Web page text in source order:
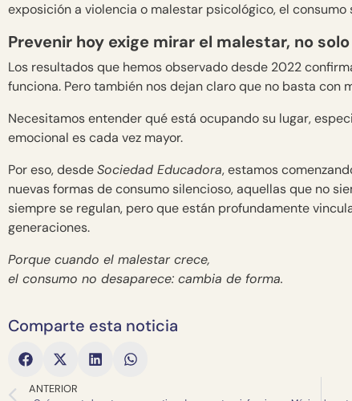
exposición a violencia o malestar psicológico, el
Prevenir hoy exige mirar el malestar, no
Los resultados que hemos observado desde 2022
funciona. Pero también nos dejan claro que no basta con
Necesitamos entender qué está ocupando su lugar,
emocional es cada vez mayor.
Por eso, desdeSociedad Educadora, estamos
nuevas formas de consumo silencioso, aquellas que no
siempre se regulan, pero que están profundamente
generaciones.
Porque cuando el malestar crece,
el consumo no desaparece: cambia de forma.
Comparte esta noticia
ANTERIOR